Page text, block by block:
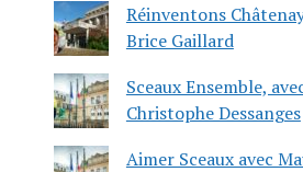
Réinventons
Brice Gaillard
Sceaux Ensemble,
Christophe Dessanges
Aimer Sceaux avec